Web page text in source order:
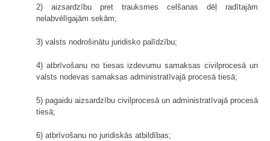
2) aizsardzību pret trauksmes celšanas dēļ radītajām
nelabvēlīgajām sekām;
3) valsts nodrošinātu juridisko palīdzību;
4) atbrīvošanu no tiesas izdevumu samaksas civilprocesā un
valsts nodevas samaksas administratīvajā procesā tiesā;
5) pagaidu aizsardzību civilprocesā un administratīvajā procesā
tiesā;
6) atbrīvošanu no juridiskās atbildības;